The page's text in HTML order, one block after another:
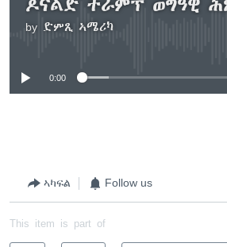
by ድምጺ ኣሜሪካ
No media source
0:00
ኣካፍል Follow us
This item is part of